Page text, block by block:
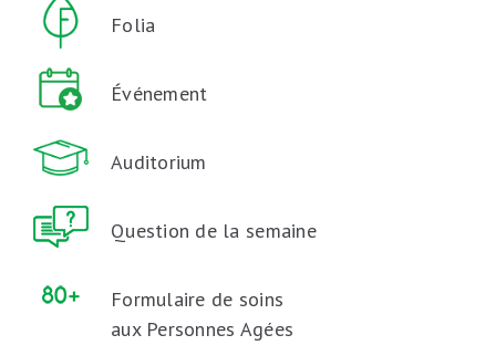
Folia
Événement
Auditorium
Question de la semaine
Formulaire de soins
aux Personnes Agées